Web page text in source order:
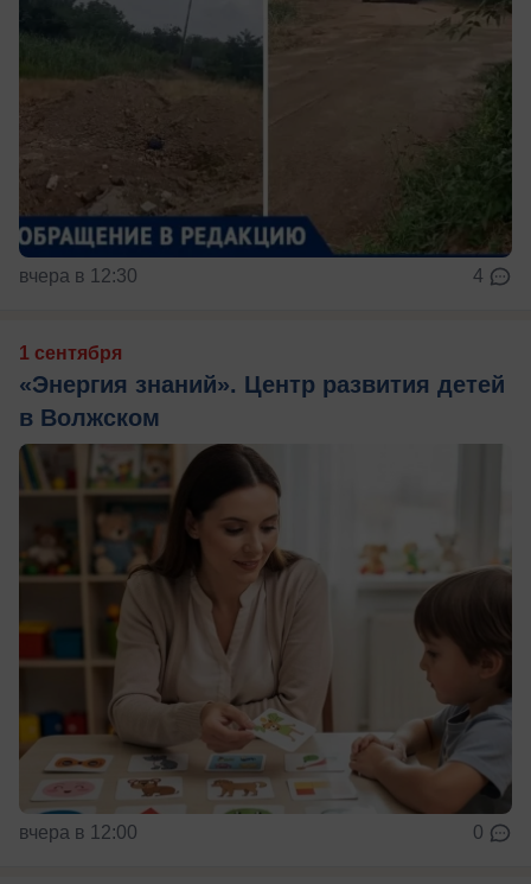
вчера в 12:30 4
1 сентября
«Энергия знаний». Центр развития детей
в Волжском
вчера в 12:00 0